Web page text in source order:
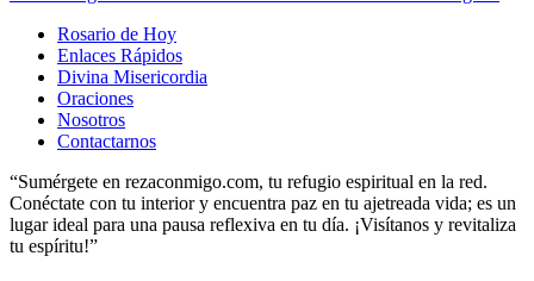
Rosario de Hoy
Enlaces Rápidos
Divina Misericordia
Oraciones
Nosotros
Contactarnos
“Sumérgete en rezaconmigo.com, tu refugio espiritual en la red.
Conéctate con tu interior y encuentra paz en tu ajetreada vida; es un
lugar ideal para una pausa reflexiva en tu día. ¡Visítanos y revitaliza
tu espíritu!”